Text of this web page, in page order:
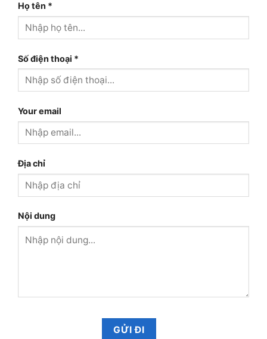
Họ tên *
Số điện thoại *
Your email
Địa chỉ
Nội dung